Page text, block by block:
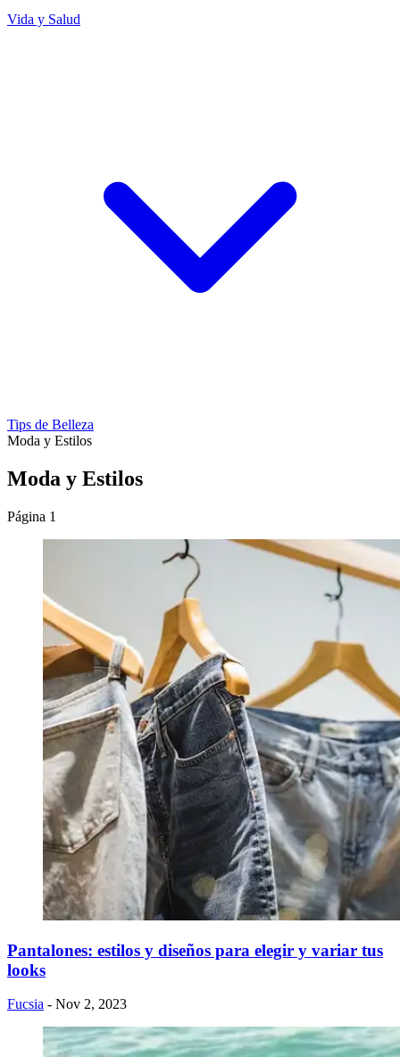
Vida y Salud
Tips de Belleza
Moda y Estilos
Moda y Estilos
Página 1
Pantalones: estilos y diseños para elegir y variar tus
looks
Fucsia - Nov 2, 2023